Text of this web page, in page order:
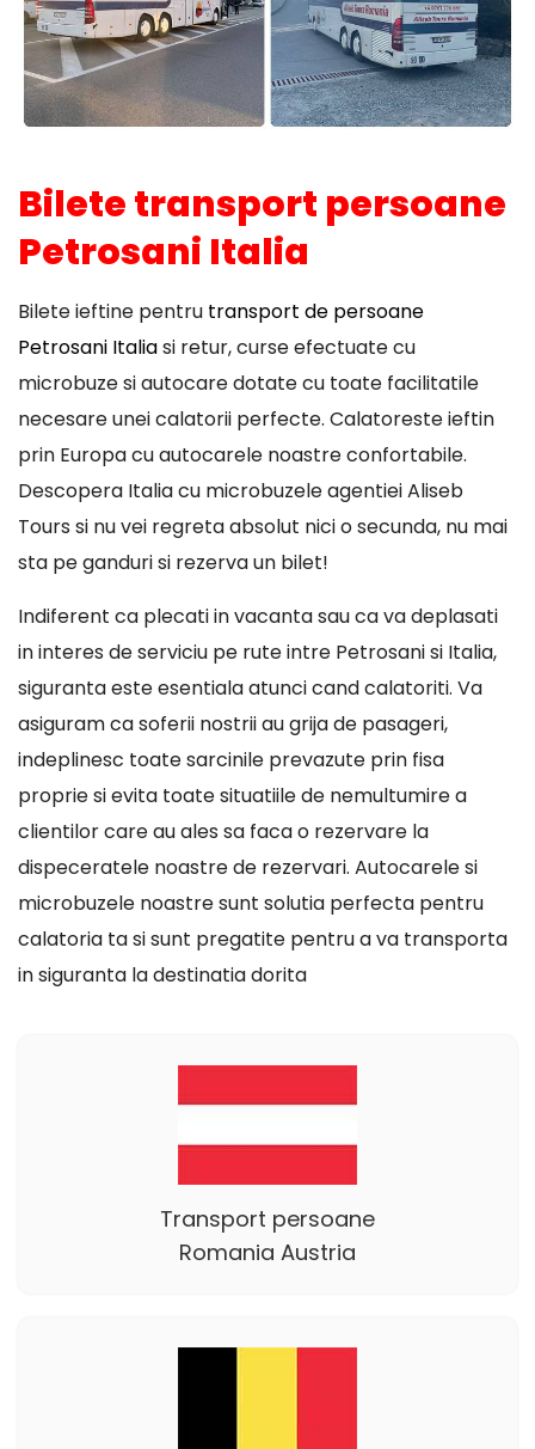
Bilete transport persoane
Petrosani Italia
Bilete ieftine pentru transport de persoane
Petrosani Italiasi retur, curse efectuate cu
microbuze si autocare dotate cu toate facilitatile
necesare unei calatorii perfecte. Calatoreste ieftin
prin Europa cu autocarele noastre confortabile.
Descopera Italia cu microbuzele agentiei Aliseb
Tours si nu vei regreta absolut nici o secunda, nu mai
sta pe ganduri si rezerva un bilet!
Indiferent ca plecati in vacanta sau ca va deplasati
in interes de serviciu pe rute intre Petrosani si Italia,
siguranta este esentiala atunci cand calatoriti. Va
asiguram ca soferii nostrii au grija de pasageri,
indeplinesc toate sarcinile prevazute prin fisa
proprie si evita toate situatiile de nemultumire a
clientilor care au ales sa faca o rezervare la
dispeceratele noastre de rezervari. Autocarele si
microbuzele noastre sunt solutia perfecta pentru
calatoria ta si sunt pregatite pentru a va transporta
in siguranta la destinatia dorita
Transport persoane
Romania Austria